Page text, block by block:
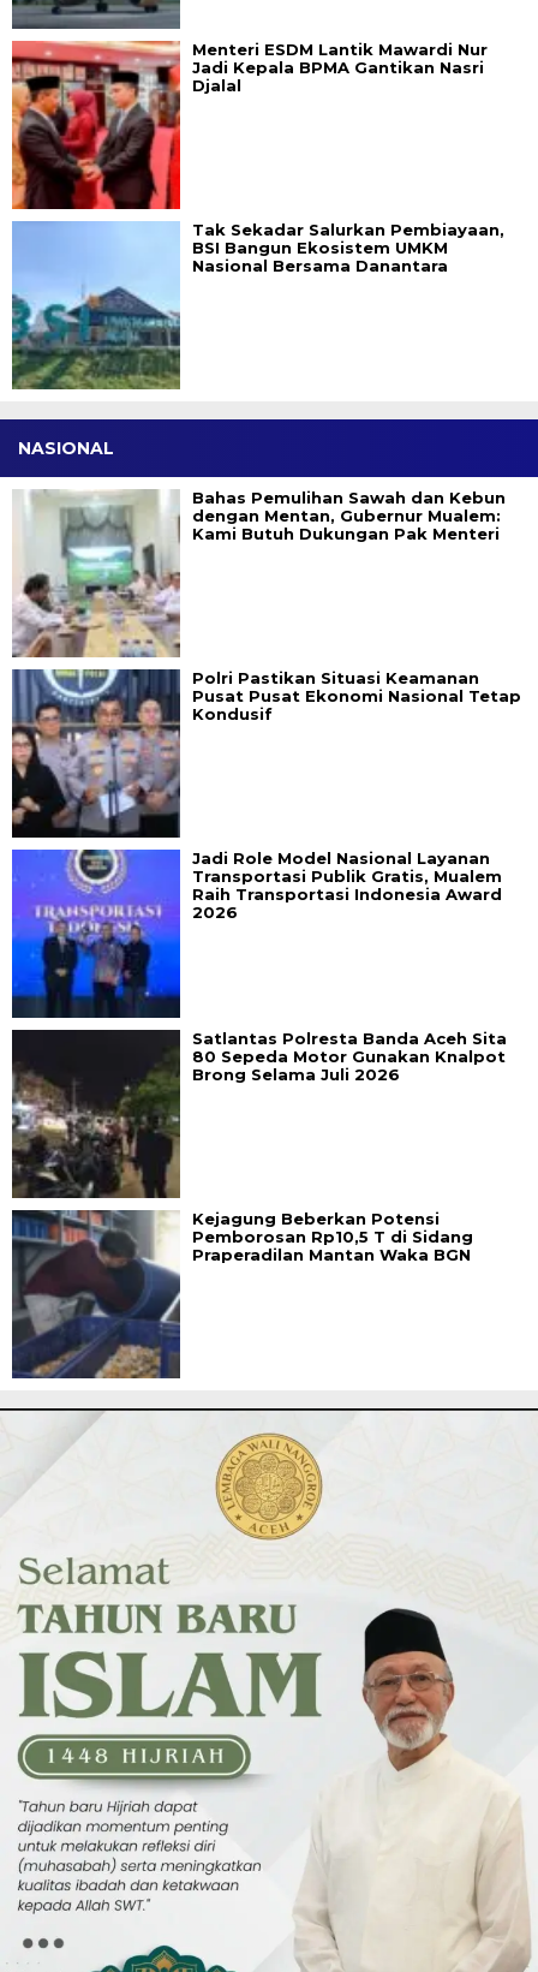
Menteri ESDM Lantik Mawardi Nur
Jadi Kepala BPMA Gantikan Nasri
Djalal
Tak Sekadar Salurkan Pembiayaan,
BSI Bangun Ekosistem UMKM
Nasional Bersama Danantara
NASIONAL
Bahas Pemulihan Sawah dan Kebun
dengan Mentan, Gubernur Mualem:
Kami Butuh Dukungan Pak Menteri
Polri Pastikan Situasi Keamanan
Pusat Pusat Ekonomi Nasional Tetap
Kondusif
Jadi Role Model Nasional Layanan
Transportasi Publik Gratis, Mualem
Raih Transportasi Indonesia Award
2026
Satlantas Polresta Banda Aceh Sita
80 Sepeda Motor Gunakan Knalpot
Brong Selama Juli 2026
Kejagung Beberkan Potensi
Pemborosan Rp10,5 T di Sidang
Praperadilan Mantan Waka BGN